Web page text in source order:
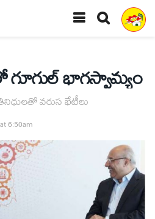
గూగుల్ భాగస్వామ్యం
వరుస భేటీలు
6:50am